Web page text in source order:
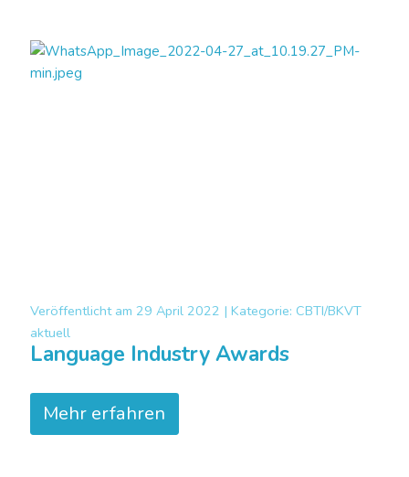
Veröffentlicht am 29 April 2022 | Kategorie: CBTI/BKVT
aktuell
Language Industry Awards
Mehr erfahren